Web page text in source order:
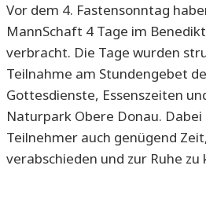
Vor dem 4. Fastensonntag
MannSchaft 4 Tage im
verbracht. Die Tage wurden
Teilnahme am Stundengebet
Gottesdienste, Essenszeiten
Naturpark Obere Donau.
Teilnehmer auch genügend
verabschieden und zur Ruhe zu